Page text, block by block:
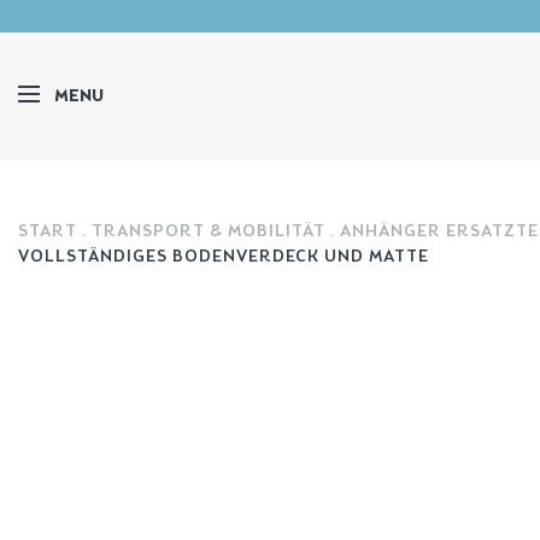
MENU
START TRANSPORT & MOBILITÄT
ANHÄNGER
VOLLSTÄNDIGES BODENVERDECK UND MATTE